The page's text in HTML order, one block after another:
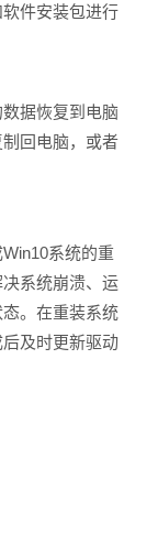
件安装包进行
据恢复到电脑
回电脑，或者
系统的重
系统崩溃、运
。在重装系统
及时更新驱动